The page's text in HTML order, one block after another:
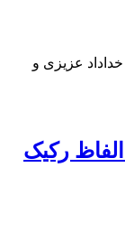
عزیزی و
رکیک